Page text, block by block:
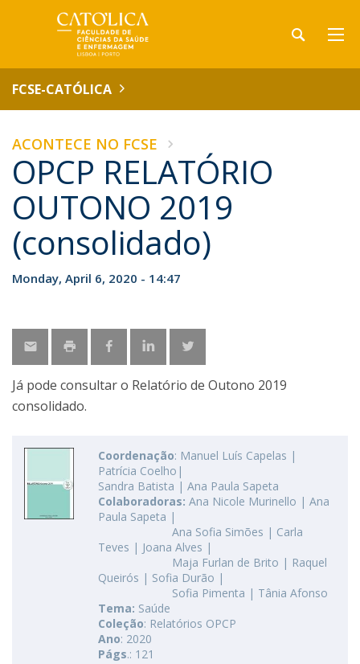
FCSE-CATÓLICA
ACONTECE NO FCSE
OPCP RELATÓRIO
OUTONO 2019
(consolidado)
Monday, April 6, 2020 - 14:47
Já pode consultar o Relatório de Outono 2019
consolidado.
Coordenação: Manuel Luís Capelas |
Patrícia Coelho|
Sandra Batista | Ana Paula Sapeta
Colaboradoras: Ana Nicole Murinello | Ana
Paula Sapeta |
Ana Sofia Simões | Carla
Teves | Joana Alves |
Maja Furlan de Brito | Raquel
Queirós | Sofia Durão |
Sofia Pimenta | Tânia Afonso
Tema: Saúde
Coleção: Relatórios OPCP
Ano: 2020
Págs.: 121